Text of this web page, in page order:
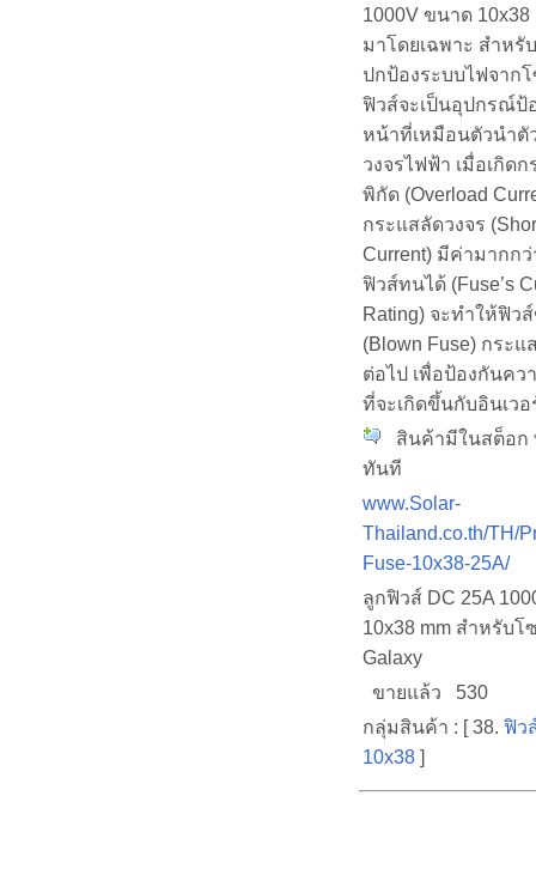
1000V ขนาด
มาโดยเฉพาะ สำหรั
ปกป้องระบบไฟจาก
ฟิวส์จะเป็นอุปกรณ์ป้
หน้าที่เหมือนตัวนำตั
วงจรไฟฟ้า เมื่อเกิดก
พิกัด (Overload
กระแสลัดวงจร
Current) มีค่ามากก
ฟิวส์ทนได้ (Fuse’s
Rating) จะทำให้ฟิว
(Blown Fuse) กระ
ต่อไป เพื่อป้องกันคว
ที่จะเกิดขึ้นกับอินเวอ
สินค้ามีในสต็อก
ทันที
www.Solar-
Thailand.co.th/TH/
Fuse-10x38-25A/
ลูกฟิวส์ DC 25A
10x38 mm สำหรับโ
Galaxy
ขายแล้ว 530
กลุ่มสินค้า : [ 38. ฟิว
10x38 ]